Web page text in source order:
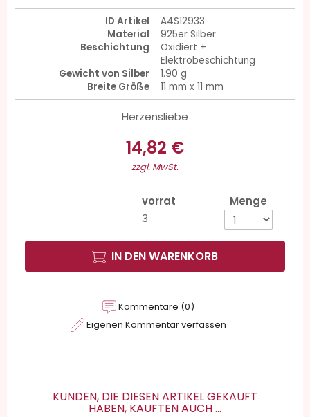
ID Artikel
A4S12933
Material
925er Silber
Beschichtung
Oxidiert +
Elektrobeschichtung
Gewicht von Silber
1.90 g
Breite Größe
11 mm x 11 mm
Herzensliebe
14,82 €
zzgl. MwSt.
vorrat
3
Menge
IN DEN WARENKORB
Kommentare (0)
Eigenen Kommentar verfassen
KUNDEN, DIE DIESEN ARTIKEL GEKAUFT
HABEN, KAUFTEN AUCH ...